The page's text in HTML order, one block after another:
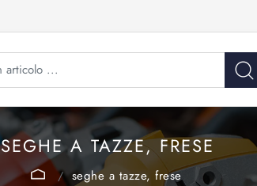
SEGHE A TAZZE, FRESE
seghe a tazze, frese